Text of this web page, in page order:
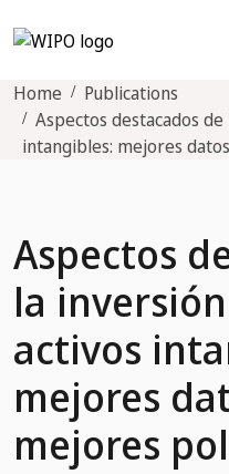
Home
Publications
Aspectos destacados
intangibles: mejores
Aspectos
la
activos
mejores
mejores